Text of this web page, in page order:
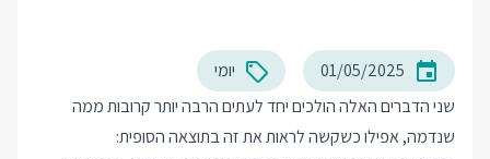
01/05/2025
יומי
שני הדברים האלה הולכים יחד לעתים הרבה יותר קרובות ממה
שנדמה, אפילו כשקשה לראות את זה בתוצאה הסופית: